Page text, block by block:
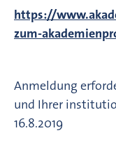
https://
zum-
Anmeldung
und Ihrer
16.8.2019